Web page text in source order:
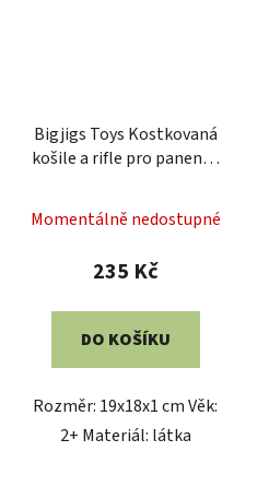
Bigjigs Toys Kostkovaná
košile a rifle pro panenku
Momentálně nedostupné
235 Kč
DO KOŠÍKU
Rozměr: 19x18x1 cm Věk:
2+ Materiál: látka